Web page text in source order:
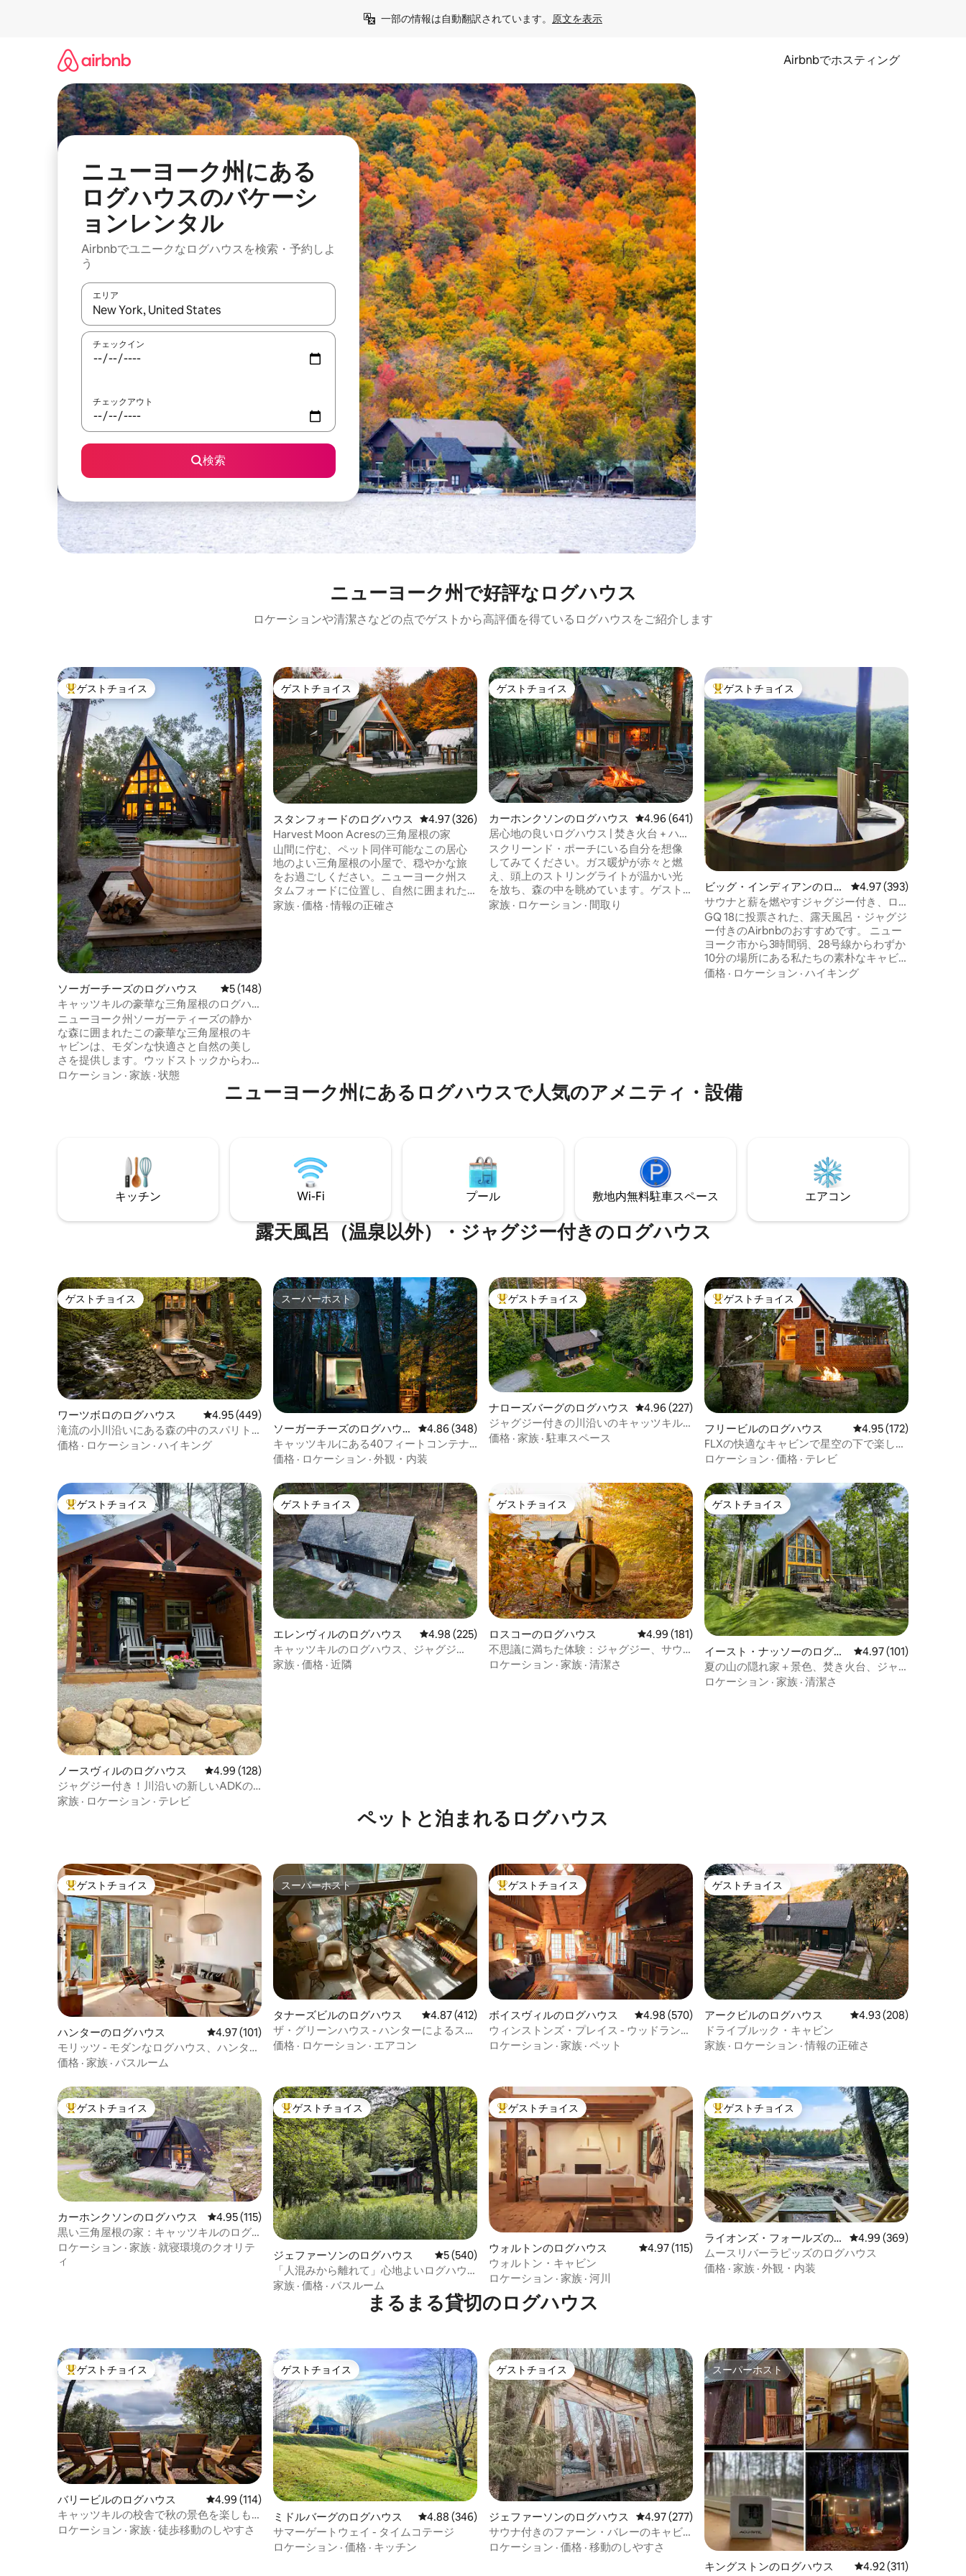
一部の情報は自動翻訳されています。 原文を表示
Airbnbでホスティング
ニューヨーク州にある
ログハウスのバケーシ
ョンレンタル
Airbnbでユニークなログハウスを検索・予約しよ
う
エリア
検索結果が表示されたら、上下の矢印キーを使って移動するか、画面をタッチまたはスワイプして検索結果を確認することができます。
チェックイン
チェックアウト
検索
ニューヨーク州で好評なログハウス
ロケーションや清潔さなどの点でゲストから高評価を得ているログハウスをご紹介します
大好評のゲストチョイスです。
ゲストチョイス
ソーガーチーズのログハウス レビュー148件、5つ星中5つ星の平均評価
5 (148)
キャッツキルの豪華な三角屋根のログハ
ウス｜ジャグジー＆サウナ
ニューヨーク州ソーガーティーズの静か
な森に囲まれたこの豪華な三角屋根のキ
ャビンは、モダンな快適さと自然の美し
さを提供します。ウッドストックからわ
ずか10分、ニューヨーク市から2時間。2
エーカーのプライベートロットにありま
す。アクセスも簡単です。プレミアムク
ウッドの薪を燃やすホットタブ、サウナ
が備わっています。犬連れOK！キャッツ
キルのハイキング、スキー、人気のダイ
ニングスポットの近くにある快適でスタ
たちのインスタグラム
「highwoodsaframe」をご覧ください！
ロケーション · 家族 · 状態
ゲストチョイス
ゲストチョイス
スタンフォードのログハウス レビュー326件、5つ星中4.97つ星の平均評価
4.97 (326)
Harvest Moon Acresの三角屋根の家
山間に佇む、ペット同伴可能なこの居心
地のよい三角屋根の小屋で、穏やかな旅
をお過ごしください。ニューヨーク州ス
タムフォードに位置し、自然に囲まれた
穏やかな環境で、暖炉と山の景色を楽し
家族 · 価格 ·情報の正確さ
ゲストチョイス
ゲストチョイス
カーホンクソンのログハウス レビュー641件、5つ星中4.96つ星の平均評価
4.96 (641)
居心地の良いログハウス | 焚き火台 + ハイ
キング + ペット同伴可
スクリーンド・ポーチにいる自分を想像
してみてください。ガス暖炉が赤々と燃
え、頭上のストリングライトが温かい光
を放ち、森の中を眺めています。ゲスト
のお気に入りの場所です。アルプス風の
家族 · ロケーション · 間取り
大好評のゲストチョイスです。
ゲストチョイス
ビッグ・インディアンのログ
ハウス
レビュー393件、5つ
4.97 (393)
サウナと薪を燃やすジャグジー付き、ロ
マンチックなログハウス
GQ 18に投票された、露天風呂・ジャグジ
ー付きのAirbnbのおすすめです。 ニュー
ヨーク市から3時間弱、28号線からわずか
10分の場所にある私たちの素朴なキャビ
ンは、世界から遠く離れた場所にありま
れがハイライトです！（# 2022 - STR
-003）
価格 · ロケーション · ハイキング
ニューヨーク州にあるログハウスで人気のアメニティ・設備
キッチン Wi-Fi プール 敷地内無料駐⁠車ス⁠ペ⁠ー⁠ス エアコン
露天風呂（温泉以外）・ジャグジー付きのログハウス
ゲストチョイス
ゲストチョイス
ワーツボロのログハウス レビュー449件、5つ星中4.95つ星の平均評価
4.95 (449)
滝流の小川沿いにある森の中のスパリト
リート • ニューヨーク市から90分
価格 · ロケーション · ハイキング
スーパーホスト
スーパーホスト
ソーガーチーズのログハウ
ス
レビュー348件、5つ星中4.86つ星の平均評価
4.86 (348)
キャッツキルにある40フィートコンテナ
ハウス
価格 · ロケーション · 外観・内装
大好評のゲストチョイスです。
ゲストチョイス
ナローズバーグのログハウス レビュー227件、5つ星中4.96つ星の平均評価
4.96 (227)
ジャグジー付きの川沿いのキャッツキル
のプライベートな隠れ家的な宿泊先
価格 · 家族 · 駐車スペース
大好評のゲストチョイスです。
ゲストチョイス
フリービルのログハウス レビュー172件、5つ
4.95 (172)
FLXの快適なキャビンで星空の下で楽しむ
温かい浴槽
ロケーション · 価格 · テレビ
大好評のゲストチョイスです。
ゲストチョイス
ノースヴィルのログハウス レビュー128件、5つ星中4.99つ星の平均評価
4.99 (128)
ジャグジー付き！川沿いの新しいADKの
快適なログハウスA！
家族 · ロケーション · テレビ
ゲストチョイス
ゲストチョイス
エレンヴィルのログハウス レビュー225件、5つ星中4.98つ星の平均評価
4.98 (225)
キャッツキルのログハウス、ジャグジ
ー、薪ストーブ、キングベッド
家族 · 価格 · 近隣
ゲストチョイス
ゲストチョイス
ロスコーのログハウス レビュー181件、5つ星中4.99つ星の平均評価
4.99 (181)
不思議に満ちた体験：ジャグジー、サウ
ナ、冷水浴
ロケーション · 家族 · 清潔さ
ゲストチョイス
ゲストチョイス
イースト・ナッソーのログハ
ウス
レビュー101件、5つ
4.97 (101)
夏の山の隠れ家＋景色、焚き火台、ジャ
グジー
ロケーション · 家族 · 清潔さ
ペットと泊まれるログハウス
大好評のゲストチョイスです。
ゲストチョイス
ハンターのログハウス レビュー101件、5つ星中4.97つ星の平均評価
4.97 (101)
モリッツ - モダンなログハウス、ハンター
マウンテンの素晴らしい眺望
価格 · 家族 · バスルーム
スーパーホスト
スーパーホスト
タナーズビルのログハウス レビュー412件、5つ星中4.87つ星の平均評価
4.87 (412)
ザ・グリーンハウス - ハンターによるスキ
ーハウス
価格 · ロケーション · エアコン
大好評のゲストチョイスです。
ゲストチョイス
ボイスヴィルのログハウス レビュー570件、5つ星中4.98つ星の平均評価
4.98 (570)
ウィンストンズ・プレイス - ウッドラン
ド・コージー・キャッツキル・キャビン
ロケーション · 家族 · ペット
ゲストチョイス
ゲストチョイス
アークビルのログハウス レビュー208件、5つ星
4.93 (208)
ドライブルック・キャビン
家族 · ロケーション ·情報の正確さ
大好評のゲストチョイスです。
ゲストチョイス
カーホンクソンのログハウス レビュー115件、5つ星中4.95つ星の平均評価
4.95 (115)
黒い三角屋根の家：キャッツキルのログ
ハウス
ロケーション · 家族 · 就寝環境のクオリテ
ィ
大好評のゲストチョイスです。
ゲストチョイス
ジェファーソンのログハウス レビュー540件、5つ星中5つ星の平均評価
5 (540)
「人混みから離れて」心地よいログハウ
スで過ごす静かなひととき
家族 · 価格 · バスルーム
大好評のゲストチョイスです。
ゲストチョイス
ウォルトンのログハウス レビュー115件、5つ星中4.97つ星の平均評価
4.97 (115)
ウォルトン・キャビン
ロケーション · 家族 · 河川
大好評のゲストチョイスです。
ゲストチョイス
ライオンズ・フォールズの
ログハウス
レビュー369件、5つ星
4.99 (369)
ムースリバーラピッズのログハウス
価格 · 家族 · 外観・内装
まるまる貸切のログハウス
大好評のゲストチョイスです。
ゲストチョイス
バリービルのログハウス レビュー114件、5つ星中4.99つ星の平均評価
4.99 (114)
キャッツキルの校舎で秋の景色を楽しも
う（2時間、ニューヨーク発）
ロケーション · 家族 · 徒歩移動のしやすさ
ゲストチョイス
ゲストチョイス
ミドルバーグのログハウス レビュー346件、5つ星中4.88つ星の平均評価
4.88 (346)
サマーゲートウェイ - タイムコテージ
ロケーション · 価格 · キッチン
ゲストチョイス
ゲストチョイス
ジェファーソンのログハウス レビュー277件、5つ星中4.97つ星の平均評価
4.97 (277)
サウナ付きのファーン・バレーのキャビ
ン
ロケーション · 価格 · 移動のしやすさ
スーパーホスト
スーパーホスト
キングストンのログハウス レビュー311件、5つ
4.92 (311)